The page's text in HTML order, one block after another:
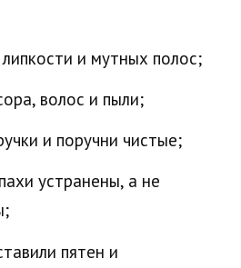
и мутных полос;
волос и пыли;
и поручни чистые;
устранены, а не
пятен и